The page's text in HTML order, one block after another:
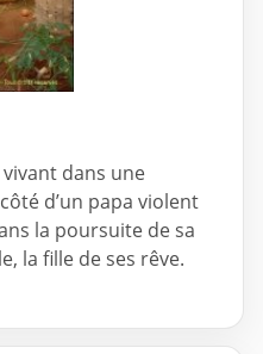
dans une
d’un papa violent
la poursuite de sa
la fille de ses rêve.